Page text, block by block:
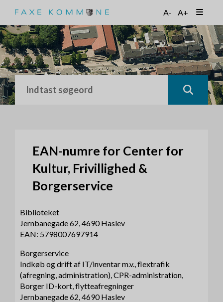
t
i
l
h
o
v
e
d
A- A+
EAN-numre for Center for
Kultur, Frivillighed &
Borgerservice
Biblioteket
Jernbanegade 62, 4690 Haslev
EAN: 5798007697914
Borgerservice
Indkøb og drift af IT/inventar m.v., flextrafik
(afregning, administration), CPR-administration,
Borger ID-kort, flytteafregninger
Jernbanegade 62, 4690 Haslev